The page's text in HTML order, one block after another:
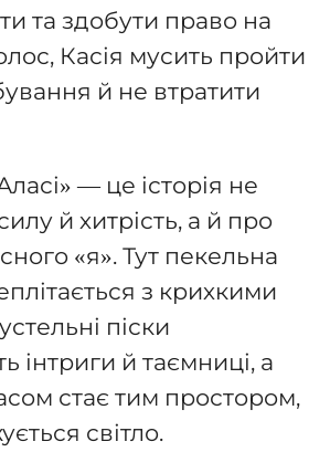
та здобути право на
Касія мусить пройти
й не втратити
— це історія не
й хитрість, а й про
«я». Тут пекельна
з крихкими
піски
інтриги й таємниці, а
стає тим простором,
світло.